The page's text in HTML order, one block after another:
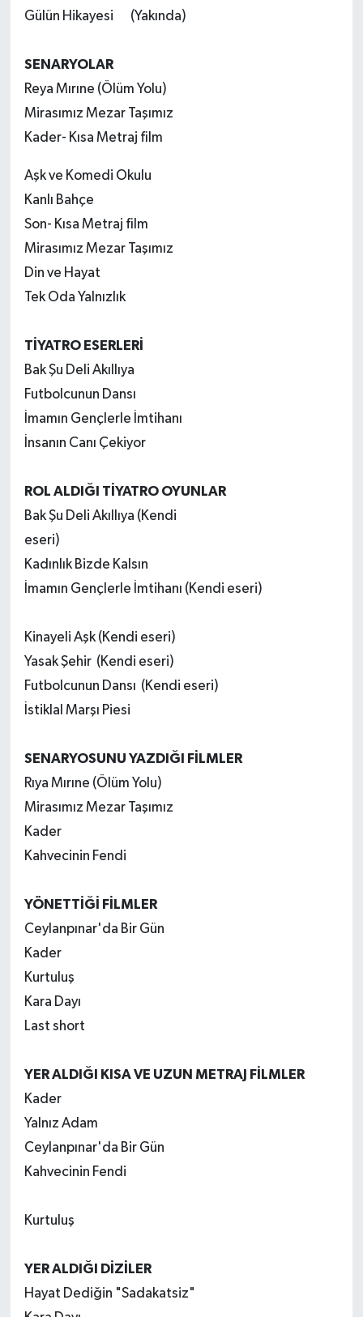
Gülün Hikayesi
(Yakında)
SENARYOLAR
Reya Mırıne (Ölüm Yolu)
Mirasımız Mezar Taşımız
Kader- Kısa Metraj film
Aşk ve Komedi Okulu
Kanlı Bahçe
Son- Kısa Metraj film
Mirasımız Mezar Taşımız
Din ve Hayat
Tek Oda Yalnızlık
TİYATRO ESERLERİ
Bak Şu Deli Akıllıya
Futbolcunun Dansı
İmamın Gençlerle İmtihanı
İnsanın Canı Çekiyor
ROL ALDIĞI TİYATRO OYUNLAR
Bak Şu Deli Akıllıya (Kendi
eseri)
Kadınlık Bizde Kalsın
İmamın Gençlerle İmtihanı (Kendi eseri)
Kinayeli Aşk (Kendi eseri)
Yasak Şehir (Kendi eseri)
Futbolcunun Dansı (Kendi eseri)
İstiklal Marşı Piesi
SENARYOSUNU YAZDIĞI FİLMLER
Rıya Mırıne (Ölüm Yolu)
Mirasımız Mezar Taşımız
Kader
Kahvecinin Fendi
YÖNETTİĞİ FİLMLER
Ceylanpınar'da Bir Gün
Kader
Kurtuluş
Kara Dayı
Last short
YER ALDIĞI KISA VE UZUN METRAJ FİLMLER
Kader
Yalnız Adam
Ceylanpınar'da Bir Gün
Kahvecinin Fendi
Kurtuluş
YER ALDIĞI DİZİLER
Hayat Dediğin "Sadakatsiz"